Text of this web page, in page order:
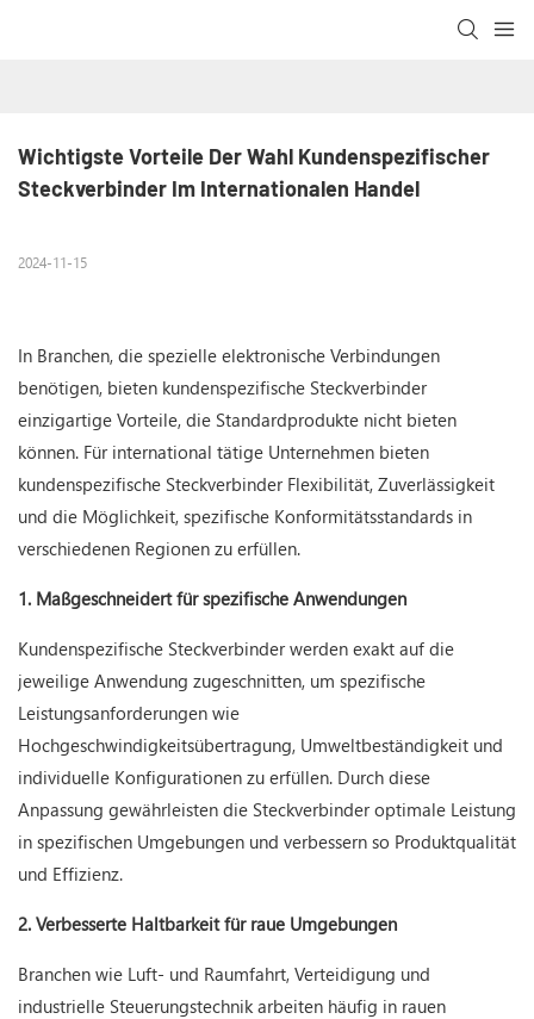
Wichtigste Vorteile Der Wahl Kundenspezifischer
Steckverbinder Im Internationalen Handel
2024-11-15
In Branchen, die spezielle elektronische Verbindungen
benötigen, bieten kundenspezifische Steckverbinder
einzigartige Vorteile, die Standardprodukte nicht bieten
können. Für international tätige Unternehmen bieten
kundenspezifische Steckverbinder Flexibilität, Zuverlässigkeit
und die Möglichkeit, spezifische Konformitätsstandards in
verschiedenen Regionen zu erfüllen.
1. Maßgeschneidert für spezifische Anwendungen
Kundenspezifische Steckverbinder werden exakt auf die
jeweilige Anwendung zugeschnitten, um spezifische
Leistungsanforderungen wie
Hochgeschwindigkeitsübertragung, Umweltbeständigkeit und
individuelle Konfigurationen zu erfüllen. Durch diese
Anpassung gewährleisten die Steckverbinder optimale Leistung
in spezifischen Umgebungen und verbessern so Produktqualität
und Effizienz.
2. Verbesserte Haltbarkeit für raue Umgebungen
Branchen wie Luft- und Raumfahrt, Verteidigung und
industrielle Steuerungstechnik arbeiten häufig in rauen